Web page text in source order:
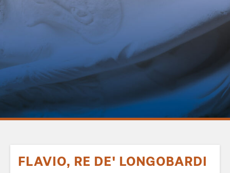
FLAVIO, RE DE' LONGOBARDI